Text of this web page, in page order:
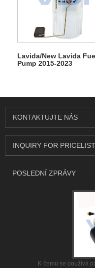
Lavida/New Lavida
Pump 2015-2023
KONTAKTUJTE NÁS
INQUIRY FOR PRICELIST
POSLEDNÍ ZPRÁVY
K čemu se používá